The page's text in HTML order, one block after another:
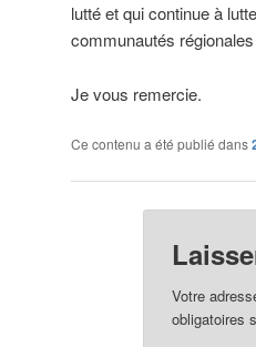
lutté et qui continue à
communautés
Je vous remercie.
Ce contenu a été publié dans
Votre
obligatoires